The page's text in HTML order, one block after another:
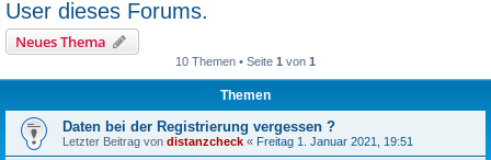
User dieses Forums.
Neues Thema
10 Themen • Seite 1 von 1
Themen
Daten bei der Registrierung vergessen ?
Letzter Beitrag von distanzcheck « Freitag 1. Januar 2021, 19:51